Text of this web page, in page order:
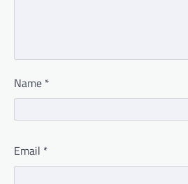
Name *
Email *